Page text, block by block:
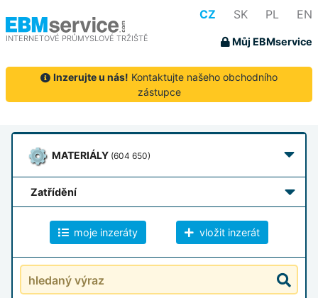
INTERNETOVÉ PRŮMYSLOVÉ TRŽIŠTĚ
CZ SK PL EN
Můj EBMservice
Inzerujte u nás! Kontaktujte našeho obchodního
zástupce
MATERIÁLY (604 650)
zatřídění
moje inzeráty vložit inzerát